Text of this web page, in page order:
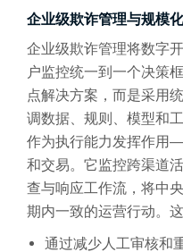
企业级欺诈管理与规模
企业级欺诈管理将数字
户监控统一到一个决策
点解决方案，而是采用
调数据、规则、模型和
作为执行能力发挥作用
和交易。它监控跨渠道
查与响应工作流，将中
期内一致的运营行动。
通过减少人工审核和